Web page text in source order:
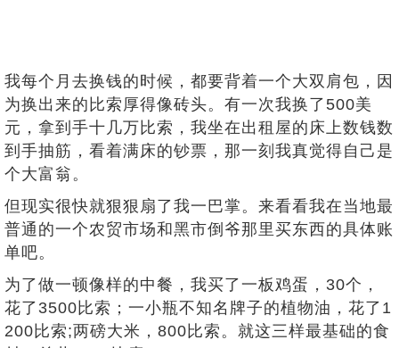
我每个月去换钱的时候，都要背着一个大双肩包，因
为换出来的比索厚得像砖头。有一次我换了500美
元，拿到手十几万比索，我坐在出租屋的床上数钱数
到手抽筋，看着满床的钞票，那一刻我真觉得自己是
个大富翁。
但现实很快就狠狠扇了我一巴掌。来看看我在当地最
普通的一个农贸市场和黑市倒爷那里买东西的具体账
单吧。
为了做一顿像样的中餐，我买了一板鸡蛋，30个，
花了3500比索；一小瓶不知名牌子的植物油，花了1
200比索;两磅大米，800比索。就这三样最基础的食